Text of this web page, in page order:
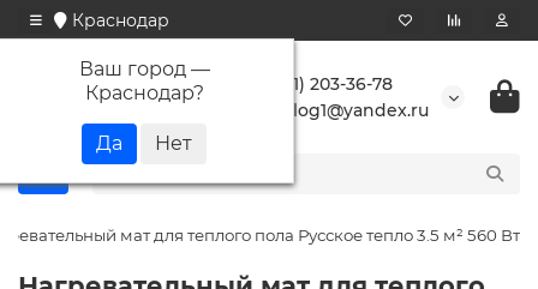
Краснодар
Ваш город —
Краснодар?
+7 (861) 203-36-78
buranlog1@yandex.ru
мат для теплого пола Русское тепло 3.5 м² 560 Вт